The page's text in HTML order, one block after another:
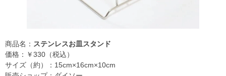
商品名： ステンレスお皿スタンド
価格：￥330（税込）
サイズ（約）：15cm×16cm×10cm